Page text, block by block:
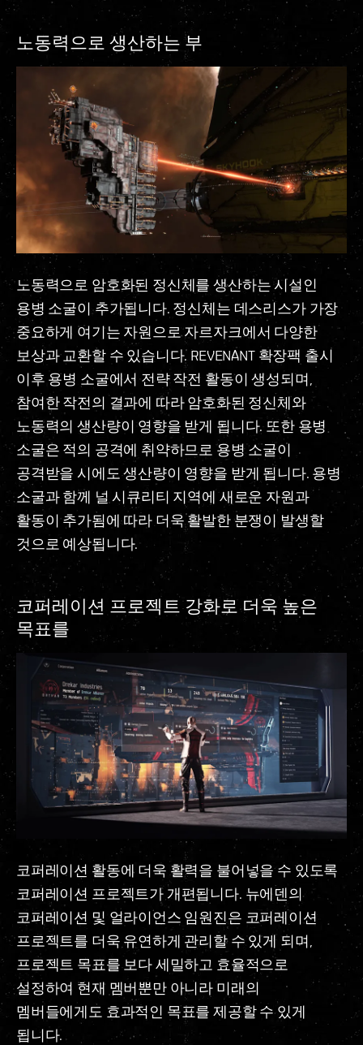
노동력으로 생산하는 부
노동력으로 암호화된 정신체를 생산하는 시설인
용병 소굴이 추가됩니다. 정신체는 데스리스가 가장
중요하게 여기는 자원으로 자르자크에서 다양한
보상과 교환할 수 있습니다. REVENANT 확장팩 출시
이후 용병 소굴에서 전략 작전 활동이 생성되며,
참여한 작전의 결과에 따라 암호화된 정신체와
노동력의 생산량이 영향을 받게 됩니다. 또한 용병
소굴은 적의 공격에 취약하므로 용병 소굴이
공격받을 시에도 생산량이 영향을 받게 됩니다. 용병
소굴과 함께 널 시큐리티 지역에 새로운 자원과
활동이 추가됨에 따라 더욱 활발한 분쟁이 발생할
것으로 예상됩니다.
코퍼레이션 프로젝트 강화로 더욱 높은
목표를
코퍼레이션 활동에 더욱 활력을 불어넣을 수 있도록
코퍼레이션 프로젝트가 개편됩니다. 뉴에덴의
코퍼레이션 및 얼라이언스 임원진은 코퍼레이션
프로젝트를 더욱 유연하게 관리할 수 있게 되며,
프로젝트 목표를 보다 세밀하고 효율적으로
설정하여 현재 멤버뿐만 아니라 미래의
멤버들에게도 효과적인 목표를 제공할 수 있게
됩니다.